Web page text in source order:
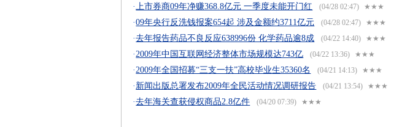
·上市券商09年净赚368.8亿元 一季度未能开门红 (04/28 02:47) ★★★
·09年央行反洗钱报案654起 涉及金额约3711亿元 (04/28 02:47) ★★★
·去年报告药品不良反应638996份 化学药品逾8成 (04/22 14:40) ★★★
·2009年中国互联网经济整体市场规模达743亿 (04/22 13:36) ★★★
·2009年全国招募“三支一扶”高校毕业生35360名 (04/21 14:13) ★★★
· 新闻出版总署发布2009年全民活动情况调研报告 (04/21 13:54) ★★★
·去年海关查获侵权商品2.8亿件 (04/20 07:39) ★★★